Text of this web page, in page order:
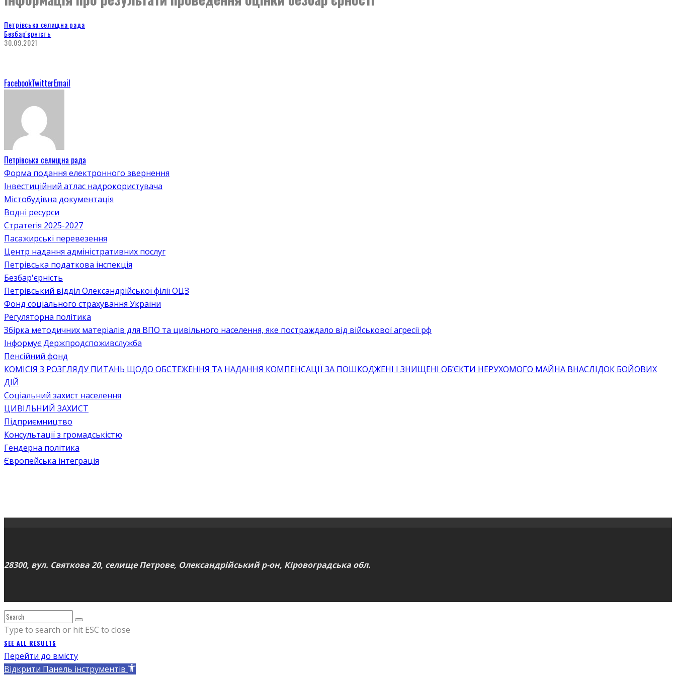
Петрівська селищна рада
Безбар'єрність
30.09.2021
FacebookTwitterEmail
Петрівська селищна рада
Форма подання електронного звернення
Інвестиційний атлас надрокористувача
Містобудівна документація
Водні ресурси
Стратегія 2025-2027
Пасажирські перевезення
Центр надання адміністративних послуг
Петрівська податкова інспекція
Безбар'єрність
Петрівський відділ Олександрійської філії ОЦЗ
Фонд соціального страхування України
Регуляторна політика
Збірка методичних матеріалів для ВПО та цивільного населення, яке постраждало від військової агресії рф
Інформує Держпродспоживслужба
Пенсійний фонд
КОМІСІЯ З РОЗГЛЯДУ ПИТАНЬ ЩОДО ОБСТЕЖЕННЯ ТА НАДАННЯ КОМПЕНСАЦІЇ ЗА ПОШКОДЖЕНІ І ЗНИЩЕНІ ОБ’ЄКТИ НЕРУХОМОГО МАЙНА ВНАСЛІДОК БОЙОВИХ
ДІЙ
Соціальний захист населення
ЦИВІЛЬНИЙ ЗАХИСТ
Підприємництво
Консультації з громадськістю
Гендерна політика
Європейська інтеграція
28300, вул. Святкова 20, селище Петрове, Олександрійський р-он, Кіровоградська обл.
Type to search or hit ESC to close
SEE ALL RESULTS
Перейти до вмісту
Відкрити Панель інструментів